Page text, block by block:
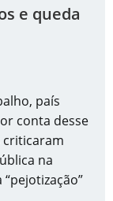
e queda
país
conta desse
na